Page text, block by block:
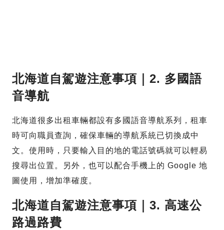
北海道自駕遊注意事項｜2. 多國語
音導航
北海道很多出租車輛都設有多國語音導航系列，租車
時可向職員查詢，確保車輛的導航系統已切換成中
文。使用時，只要輸入目的地的電話號碼就可以輕易
搜尋出位置。另外，也可以配合手機上的 Google 地
圖使用，增加準確度。
北海道自駕遊注意事項｜3. 高速公
路過路費